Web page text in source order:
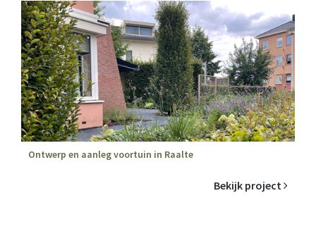
Ontwerp en aanleg voortuin in Raalte
Bekijk project